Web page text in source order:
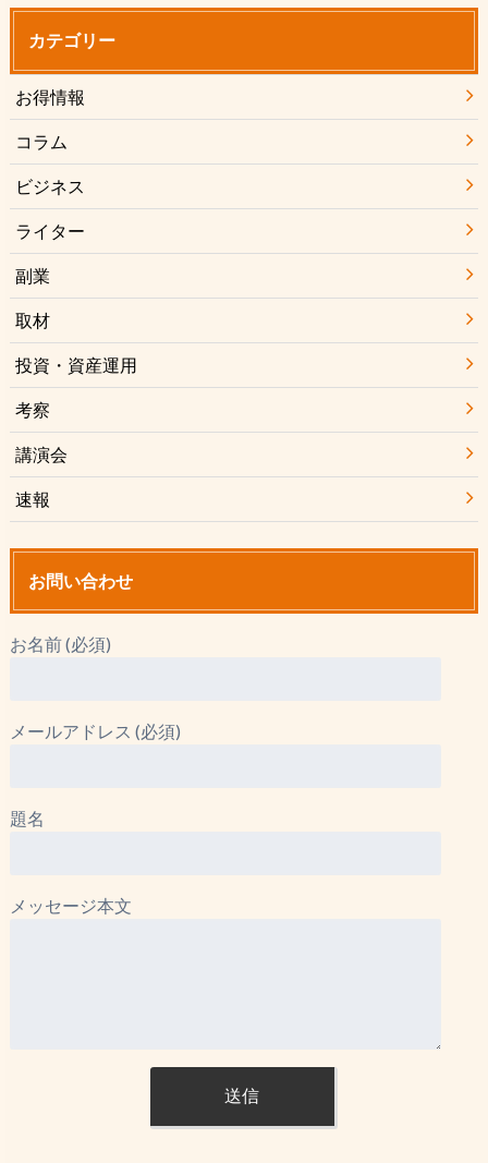
カテゴリー
お得情報
コラム
ビジネス
ライター
副業
取材
投資・資産運用
考察
講演会
速報
お問い合わせ
お名前 (必須)
メールアドレス (必須)
題名
メッセージ本文